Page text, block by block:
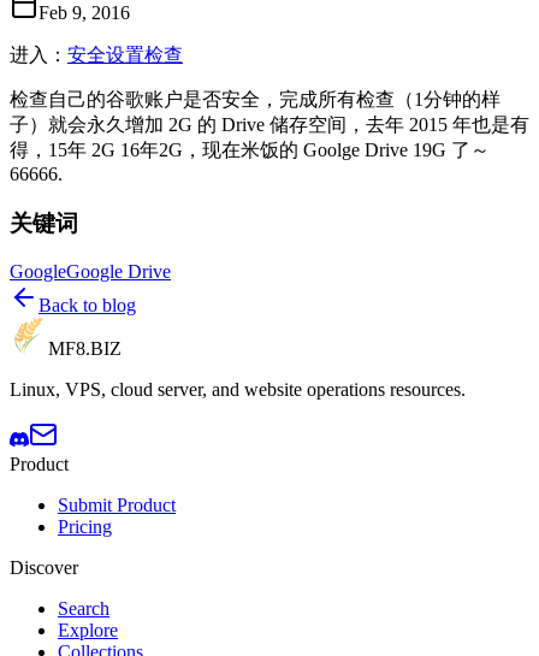
Feb 9, 2016
进入： 安全设置检查
检查自己的谷歌账户是否安全，完成所有检查（1分钟的样
子）就会永久增加 2G 的 Drive 储存空间，去年 2015 年也是有
得，15年 2G 16年2G，现在米饭的 Goolge Drive 19G 了～
66666.
关键词
GoogleGoogle Drive
Back to blog
MF8.BIZ
Linux, VPS, cloud server, and website operations resources.
Product
Submit Product
Pricing
Discover
Search
Explore